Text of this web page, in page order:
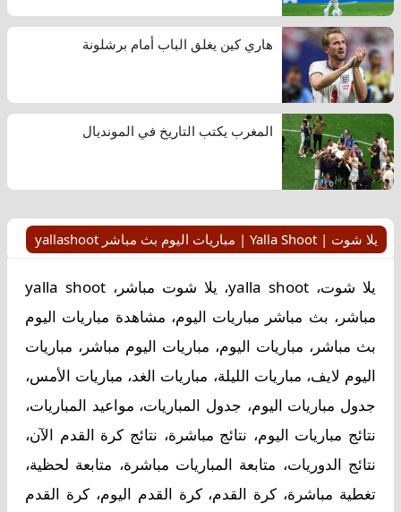
هاري كين يغلق الباب أمام برشلونة
المغرب يكتب التاريخ في المونديال
يلا شوت | Yalla Shoot | مباريات اليوم بث مباشر yallashoot
يلا شوت، yalla shoot، يلا شوت مباشر، yalla shoot
مباشر، بث مباشر مباريات اليوم، مشاهدة مباريات اليوم
بث مباشر، مباريات اليوم، مباريات اليوم مباشر، مباريات
اليوم لايف، مباريات الليلة، مباريات الغد، مباريات الأمس،
جدول مباريات اليوم، جدول المباريات، مواعيد المباريات،
نتائج مباريات اليوم، نتائج مباشرة، نتائج كرة القدم الآن،
نتائج الدوريات، متابعة المباريات مباشرة، متابعة لحظية،
تغطية مباشرة، كرة القدم، كرة القدم اليوم، كرة القدم